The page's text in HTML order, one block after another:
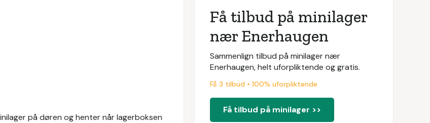
på døren og henter når lagerboksen
Få tilbud på minilager
nær Enerhaugen
Sammenlign tilbud på minilager nær
Enerhaugen, helt uforpliktende og gratis.
Få 3 tilbud • 100% uforpliktende
Få tilbud på minilager >>